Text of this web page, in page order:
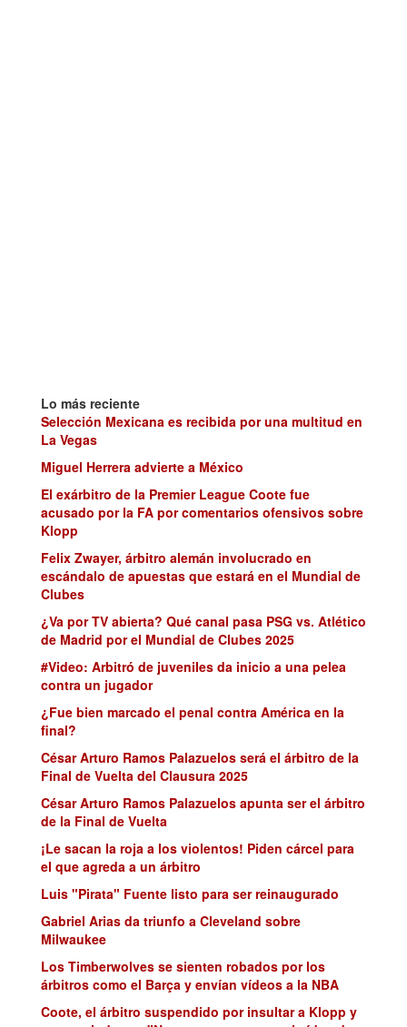
Lo más reciente
Selección Mexicana es recibida por una multitud en
La Vegas
Miguel Herrera advierte a México
El exárbitro de la Premier League Coote fue
acusado por la FA por comentarios ofensivos sobre
Klopp
Felix Zwayer, árbitro alemán involucrado en
escándalo de apuestas que estará en el Mundial de
Clubes
¿Va por TV abierta? Qué canal pasa PSG vs. Atlético
de Madrid por el Mundial de Clubes 2025
#Video: Arbitró de juveniles da inicio a una pelea
contra un jugador
¿Fue bien marcado el penal contra América en la
final?
César Arturo Ramos Palazuelos será el árbitro de la
Final de Vuelta del Clausura 2025
César Arturo Ramos Palazuelos apunta ser el árbitro
de la Final de Vuelta
¡Le sacan la roja a los violentos! Piden cárcel para
el que agreda a un árbitro
Luis "Pirata" Fuente listo para ser reinaugurado
Gabriel Arias da triunfo a Cleveland sobre
Milwaukee
Los Timberwolves se sienten robados por los
árbitros como el Barça y envían vídeos a la NBA
Coote, el árbitro suspendido por insultar a Klopp y